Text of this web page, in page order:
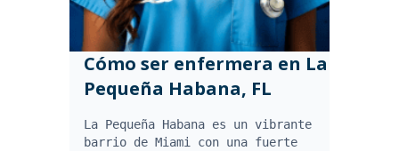
Cómo ser enfermera en La
Pequeña Habana, FL
La Pequeña Habana es un vibrante
barrio de Miami con una fuerte